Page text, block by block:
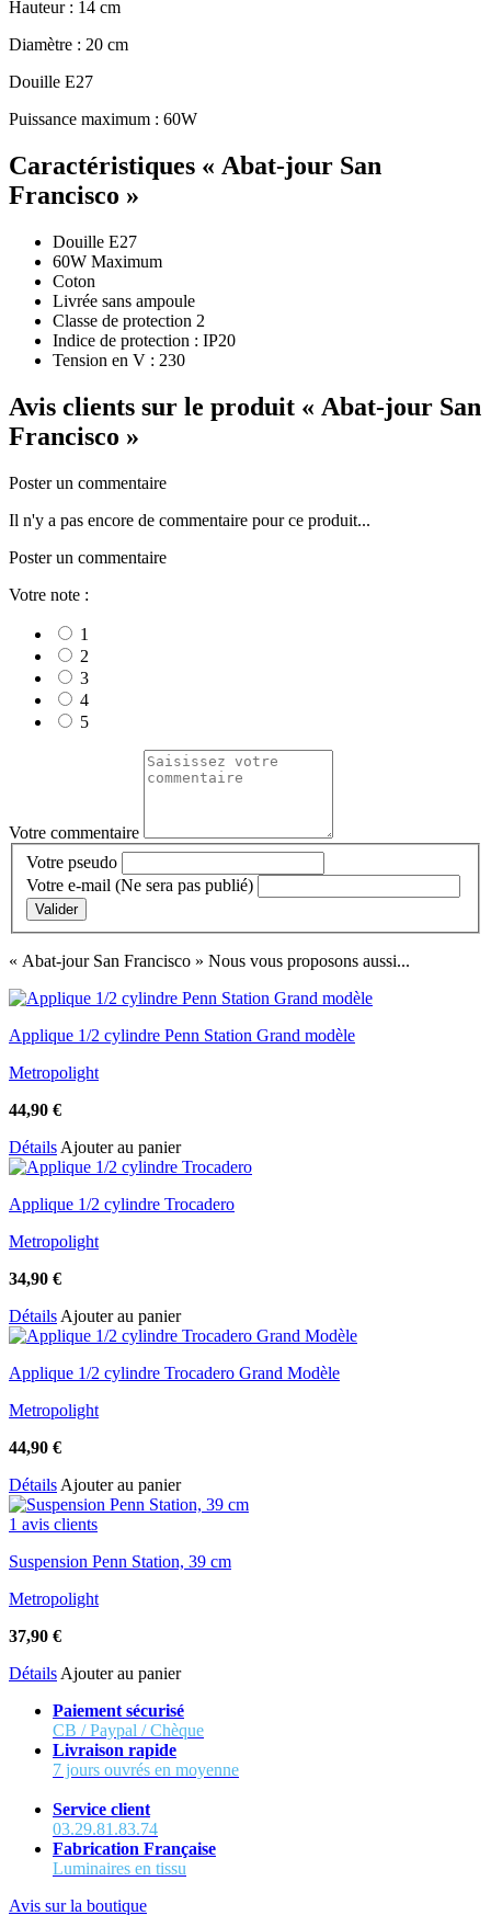
Hauteur : 14 cm
Diamètre : 20 cm
Douille E27
Puissance maximum : 60W
Caractéristiques « Abat-jour San
Francisco »
Douille E27
60W Maximum
Coton
Livrée sans ampoule
Classe de protection 2
Indice de protection : IP20
Tension en V : 230
Avis clients sur le produit « Abat-jour San
Francisco »
Poster un commentaire
Il n'y a pas encore de commentaire pour ce produit...
Poster un commentaire
Votre note :
1
2
3
4
5
Votre commentaire
Votre pseudo
Votre e-mail (Ne sera pas publié)
Valider
« Abat-jour San Francisco » Nous vous proposons aussi...
Applique 1/2 cylindre Penn Station Grand modèle
Metropolight
44,90 €
Détails Ajouter au panier
Applique 1/2 cylindre Trocadero
Metropolight
34,90 €
Détails Ajouter au panier
Applique 1/2 cylindre Trocadero Grand Modèle
Metropolight
44,90 €
Détails Ajouter au panier
1 avis clients
Suspension Penn Station, 39 cm
Metropolight
37,90 €
Détails Ajouter au panier
Paiement sécurisé
CB / Paypal / Chèque
Livraison rapide
7 jours ouvrés en moyenne
Service client
03.29.81.83.74
Fabrication Française
Luminaires en tissu
Avis sur la boutique